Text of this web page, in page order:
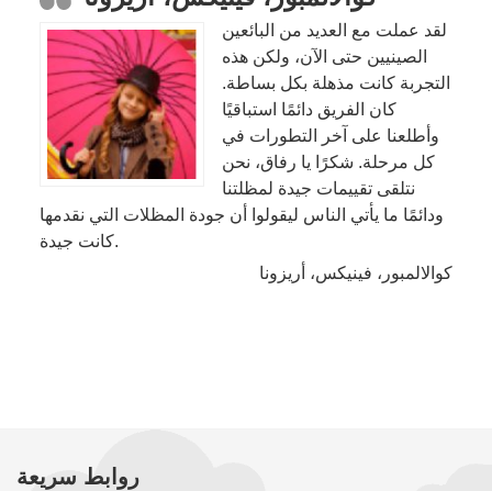
لقد عملت مع العديد من البائعين
الصينيين حتى الآن، ولكن هذه
التجربة كانت مذهلة بكل بساطة.
كان الفريق دائمًا استباقيًا
وأطلعنا على آخر التطورات في
كل مرحلة. شكرًا يا رفاق، نحن
نتلقى تقييمات جيدة لمظلتنا
ودائمًا ما يأتي الناس ليقولوا أن جودة المظلات التي نقدمها
كانت جيدة.
كوالالمبور، فينيكس، أريزونا
روابط سريعة